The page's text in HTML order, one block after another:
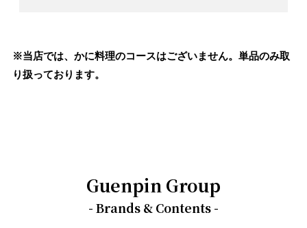
※当店では、かに料理のコースはございません。単品のみ取
り扱っております。
Guenpin Group
- Brands & Contents -